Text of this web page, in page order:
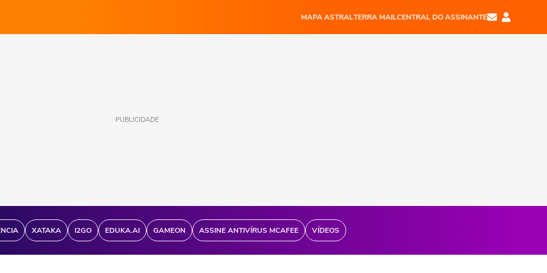
MAPA ASTRALTERRA MAILCENTRAL DO ASSINANTE
PUBLICIDADE
XATAKA I2GO EDUKA.AI GAMEON ASSINE ANTIVÍRUS MCAFEE VÍDEOS